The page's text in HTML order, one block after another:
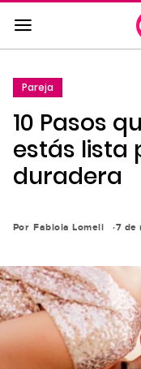
Saltar
al
contenido
la
navegación
principal
Pareja
10 Pasos
estás lista
duradera
Por Fabiola Lomeli 7 de